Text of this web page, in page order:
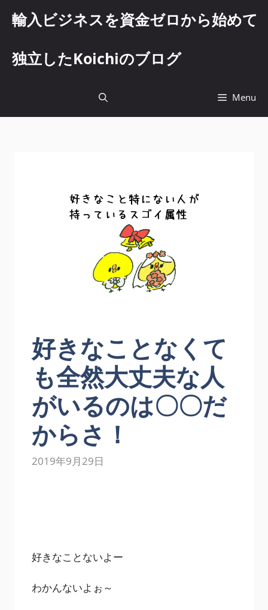
輸入ビジネスを資金ゼロから始めて
独立したKoichiのブログ
Menu
好きなことなくて
も全然大丈夫な人
がいるのは〇〇だ
からさ！
2019年9月29日
好きなことないよー
わかんないよぉ～